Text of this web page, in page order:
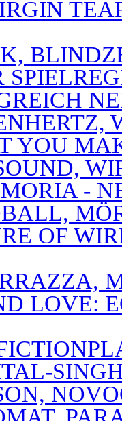
YOU
-
OF
LOVE: